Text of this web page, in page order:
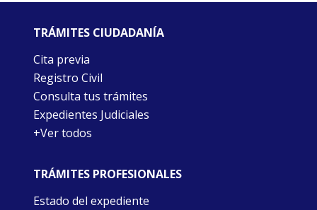
TRÁMITES CIUDADANÍA
Cita previa
Registro Civil
Consulta tus trámites
Expedientes Judiciales
+Ver todos
TRÁMITES PROFESIONALES
Estado del expediente